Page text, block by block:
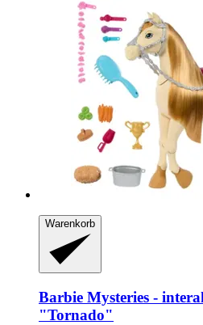
Warenkorb
Barbie Mysteries -​
"Tornado"